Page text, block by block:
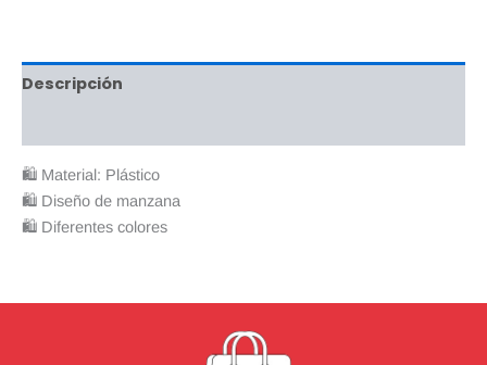
Descripción
🛍 Material: Plástico
🛍 Diseño de manzana
🛍 Diferentes colores